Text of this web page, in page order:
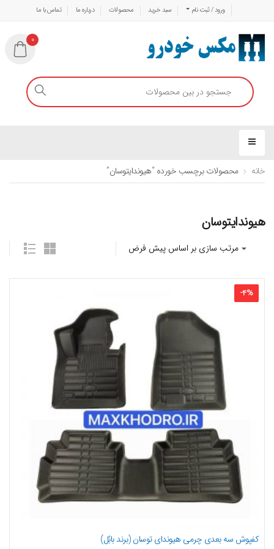
ورود / ثبت نام سبد خرید محصولات درباره ما تماس با ما
0
خانه محصولات برچسب خورده “هیوندایتوسان”
هیوندایتوسان
-4%
کفپوش سه بعدی چرمی هیوندای توسان (برند بابُل)